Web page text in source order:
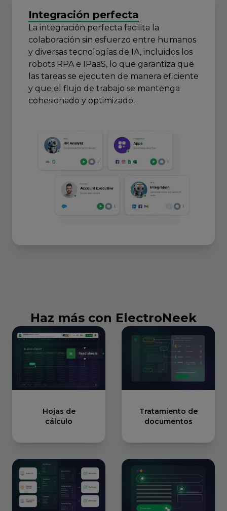
Integración perfecta
La integración perfecta facilita la
colaboración sin esfuerzo entre humanos
y diversas tecnologías de IA, incluidos los
robots RPA e IPaaS, lo que garantiza que
las tareas se ejecuten de manera eficiente
y que el flujo de trabajo se mantenga
cohesionado y optimizado.
Haz más con ElectroNeek
Hojas de
cálculo
Tratamiento de
documentos